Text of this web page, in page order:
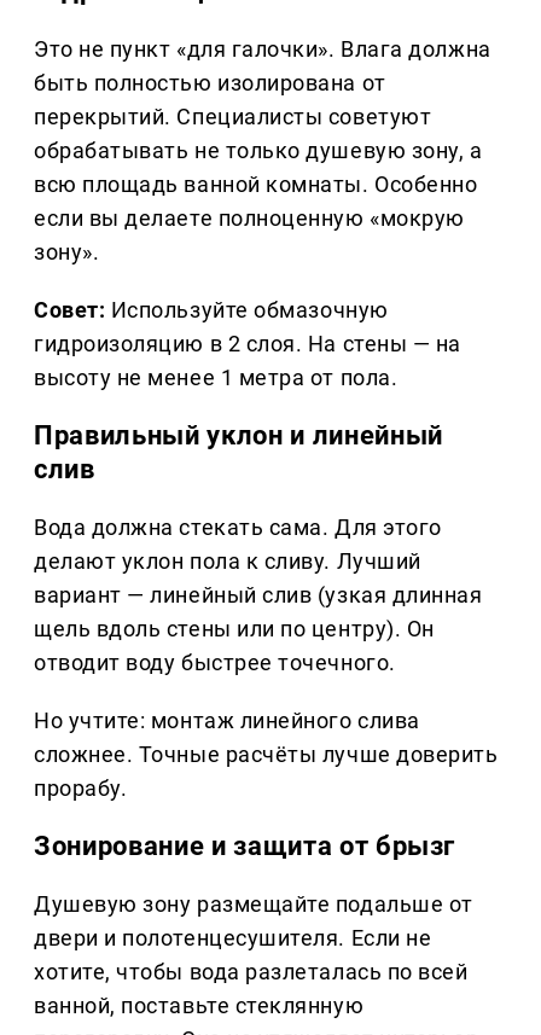
Это не пункт «для галочки». Влага должна
быть полностью изолирована от
перекрытий. Специалисты советуют
обрабатывать не только душевую зону, а
всю площадь ванной комнаты. Особенно
если вы делаете полноценную «мокрую
зону».
Совет: Используйте обмазочную
гидроизоляцию в 2 слоя. На стены — на
высоту не менее 1 метра от пола.
Правильный уклон и линейный
слив
Вода должна стекать сама. Для этого
делают уклон пола к сливу. Лучший
вариант — линейный слив (узкая длинная
щель вдоль стены или по центру). Он
отводит воду быстрее точечного.
Но учтите: монтаж линейного слива
сложнее. Точные расчёты лучше доверить
прорабу.
Зонирование и защита от брызг
Душевую зону размещайте подальше от
двери и полотенцесушителя. Если не
хотите, чтобы вода разлеталась по всей
ванной, поставьте стеклянную